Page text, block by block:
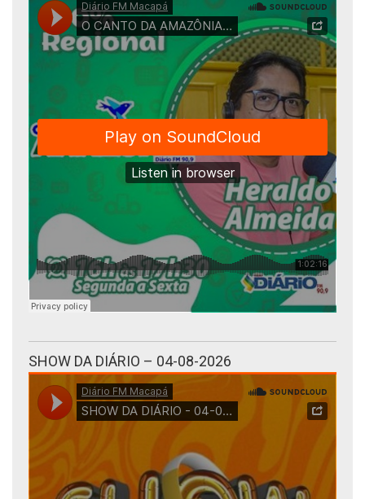
SHOW DA DIÁRIO – 04-08-2026